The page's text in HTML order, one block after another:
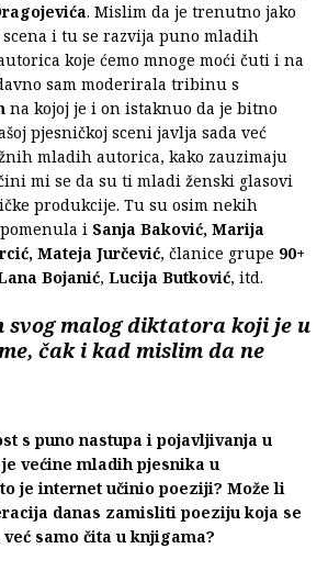
. Mislim da je trenutno jako
scena i tu se razvija puno mladih
koje ćemo mnoge moći čuti i na
sam moderirala tribinu s
na kojoj je i on istaknuo da je bitno
pjesničkoj sceni javlja sada već
mladih autorica, kako zauzimaju
mi se da su ti mladi ženski glasovi
produkcije. Tu su osim nekih
i Sanja Baković, Marija
Mateja Jurčević, članice grupe 90+
Bojanić, Lucija Butković, itd.
svog malog diktatora koji je u
čak i kad mislim da ne
s puno nastupa i pojavljivanja u
većine mladih pjesnika u
je internet učinio poeziji? Može li
danas zamisliti poeziju koja se
samo čita u knjigama?